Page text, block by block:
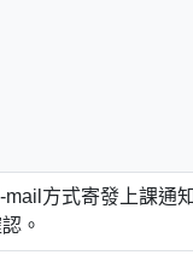
方式寄發上課通
。